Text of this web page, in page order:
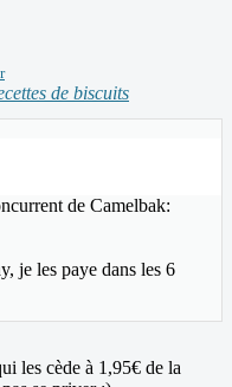
de biscuits
de Camelbak:
je les paye dans les 6
les cède à 1,95€ de la